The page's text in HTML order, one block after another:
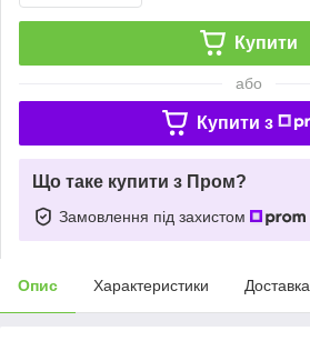
Купити
або
Купити з
Що таке купити з Пром?
Замовлення під захистом
Опис Характеристики Доставка